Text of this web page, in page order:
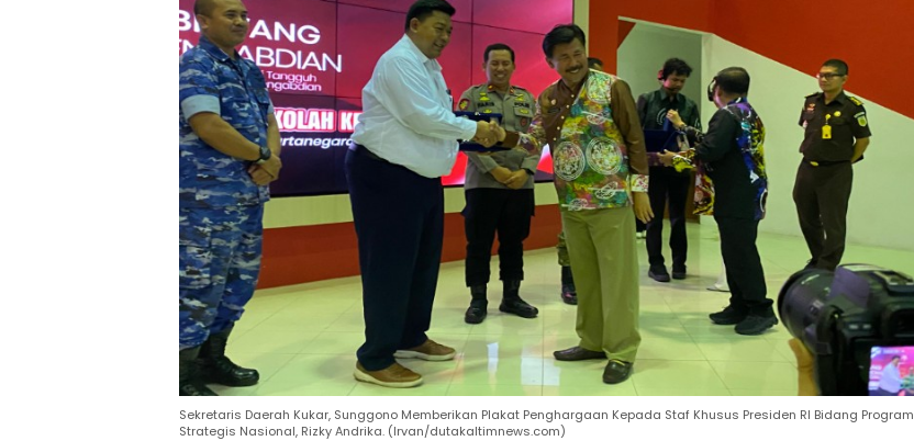
Sekretaris Daerah Kukar, Sunggono Memberikan Plakat Penghargaan Kepada Staf Khusus Presiden RI Bidang Program
Strategis Nasional, Rizky Andrika. (Irvan/dutakaltimnews.com)